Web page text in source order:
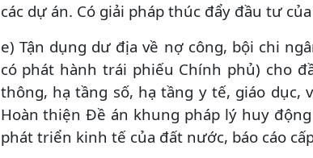
các dự án. Có giải pháp thúc đẩy đầu tư
e) Tận dụng dư địa về nợ công, bội chi
có phát hành trái phiếu Chính phủ) cho
thông, hạ tầng số, hạ tầng y tế, giáo dục,
Hoàn thiện Đề án khung pháp lý huy
phát triển kinh tế của đất nước, báo cáo